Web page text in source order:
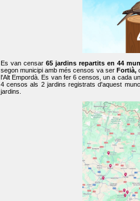
Es van censar65 jardins repartits en 44
segon municipi amb més censos va ser Fortià,
l'Alt Empordà. Es van fer 6 censos, un a cada
4 censos als 2 jardins registrats d'aquest
jardins.